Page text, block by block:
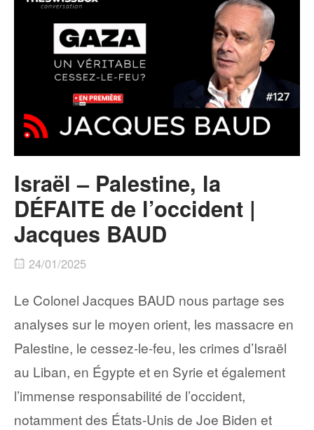
Israël – Palestine, la
DÉFAITE de l’occident |
Jacques BAUD
24/01/2025
Le Colonel Jacques BAUD nous partage ses
analyses sur le moyen orient, les massacre en
Palestine, le cessez-le-feu, les crimes d’Israël
au Liban, en Égypte et en Syrie et également
l’immense responsabilité de l’occident,
notamment des États-Unis de Joe Biden et